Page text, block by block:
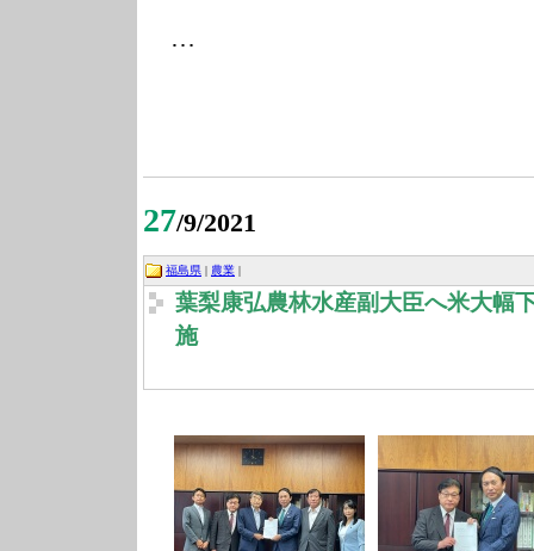
…
27/9/2021
福島県 | 農業 |
葉梨康弘農林水産副大臣へ米大幅
施